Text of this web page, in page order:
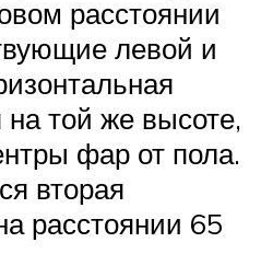
расстоянии
левой и
той же высоте,
фар от пола.
вторая
расстоянии 65